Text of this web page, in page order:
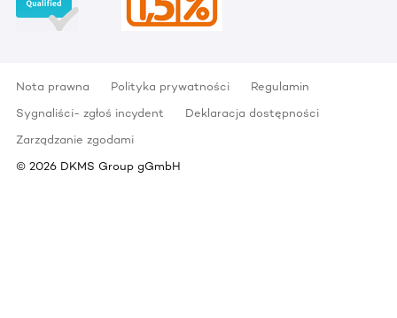
Nota prawna Polityka prywatności
Regulamin
Sygnaliści- zgłoś incydent
Deklaracja dostępności
Zarządzanie zgodami
© 2026 DKMS Group gGmbH